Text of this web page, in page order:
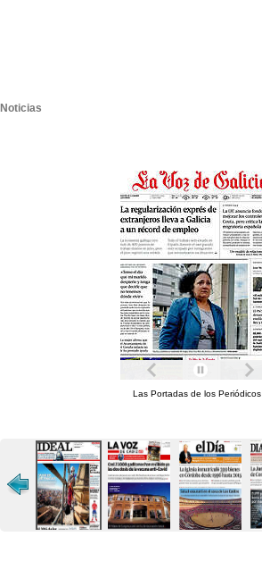
Noticias
Las Portadas de los Periódicos